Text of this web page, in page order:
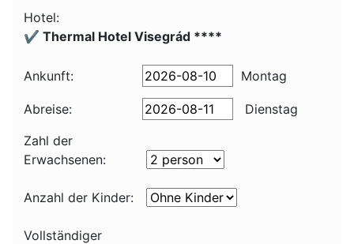
Hotel:
✔️ Thermal Hotel Visegrád ****
Ankunft: Montag
Abreise:
Dienstag
Zahl der
Erwachsenen:
Anzahl der Kinder:
Vollständiger